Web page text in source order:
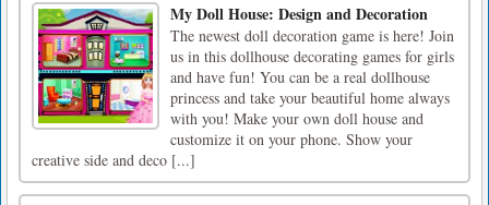
My Doll House: Design and Decoration
The newest doll decoration game is here! Join
us in this dollhouse decorating games for girls
and have fun! You can be a real dollhouse
princess and take your beautiful home always
with you! Make your own doll house and
customize it on your phone. Show your
creative side and deco [...]